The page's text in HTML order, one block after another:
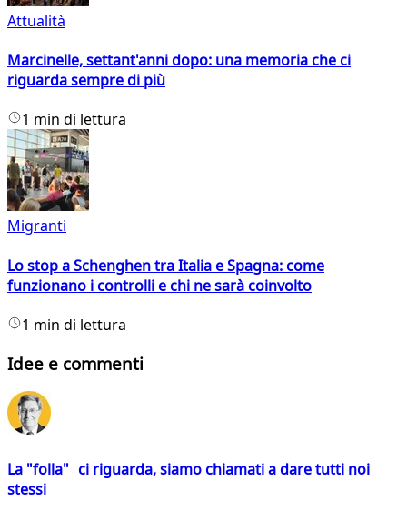
Attualità
Marcinelle, settant'anni dopo: una memoria che ci
riguarda sempre di più
1 min di lettura
Migranti
Lo stop a Schenghen tra Italia e Spagna: come
funzionano i controlli e chi ne sarà coinvolto
1 min di lettura
Idee e commenti
La "folla" ci riguarda, siamo chiamati a dare tutti noi
stessi